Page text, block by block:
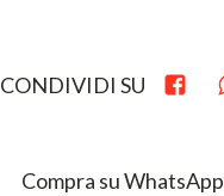
CONDIVIDI SU
Compra su WhatsApp